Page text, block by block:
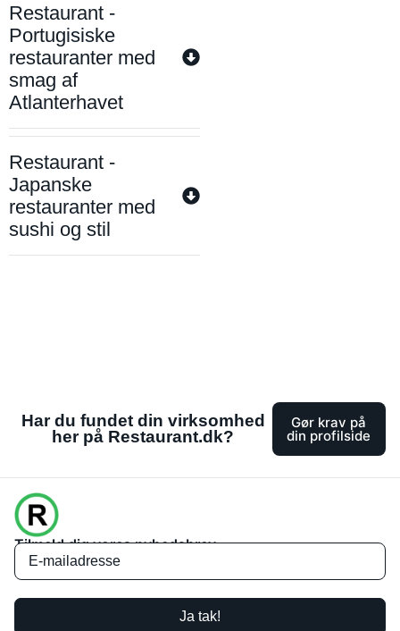
Restaurant -
Portugisiske
restauranter med
smag af
Atlanterhavet
Restaurant -
Japanske
restauranter med
sushi og stil
Har du fundet din virksomhed
her på Restaurant.dk?
Gør krav på
din profilside
Tilmeld dig vores nyhedsbrev
Ja tak!